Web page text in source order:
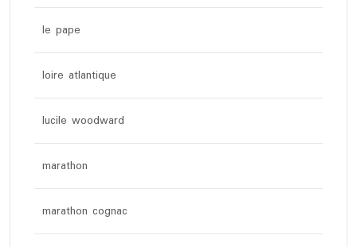
le pape
loire atlantique
lucile woodward
marathon
marathon cognac